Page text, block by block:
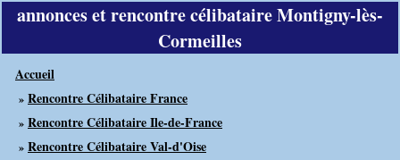
annonces et rencontre célibataire Montigny-lès-
Cormeilles
Accueil
» Rencontre Célibataire France
» Rencontre Célibataire Ile-de-France
» Rencontre Célibataire Val-d'Oise